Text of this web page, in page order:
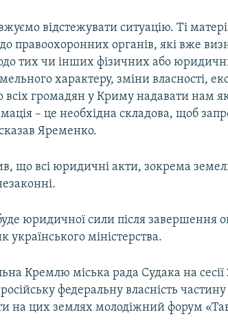
відстежувати ситуацію. Ті
правоохоронних органів, які вже
тих чи інших фізичних або
характеру, зміни власності,
всіх громадян у Криму надавати нам
– це необхідна складова, щоб
Яременко.
що всі юридичні акти, зокрема
юридичної сили після завершення
українського міністерства.
Кремлю міська рада Судака на
федеральну власність
на цих землях молодіжний форум